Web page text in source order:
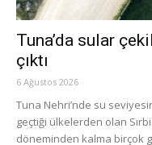
Tuna’da sular
çıktı
6 Ağustos 2026
Tuna Nehri’nde su
geçtiği ülkelerden olan
döneminden kalma birçok